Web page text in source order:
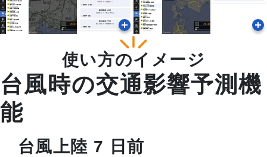
使い方のイメージ
台風時の交通影響予測機
能
台風上陸 7 日前